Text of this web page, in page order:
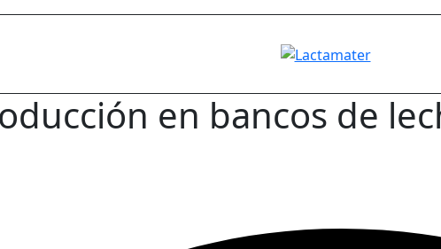
en bancos de